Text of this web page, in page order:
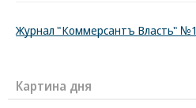
Журнал "Коммерсантъ Власть" №1
Картина дня